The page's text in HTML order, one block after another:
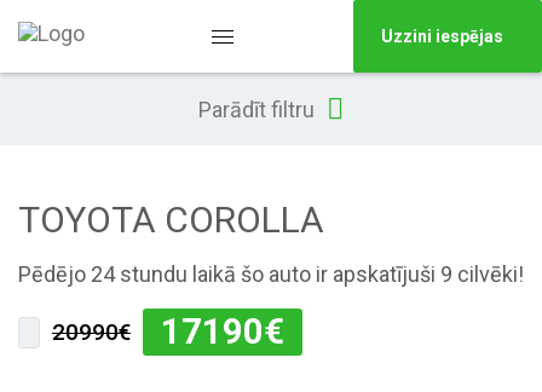
Uzzini iespējas
Parādīt filtru
TOYOTA COROLLA
Pēdējo 24 stundu laikā šo auto ir apskatījuši 9 cilvēki!
20990€ 17190€